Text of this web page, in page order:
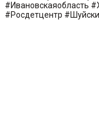
#Ивановскаяобласть
#Росдетцентр